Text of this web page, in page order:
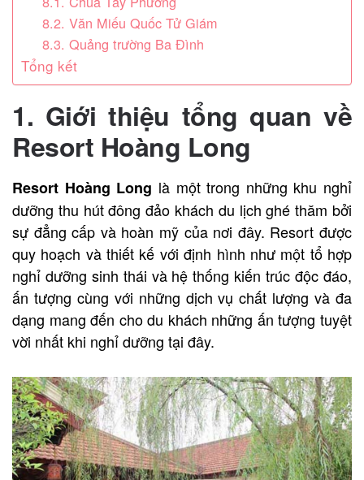
8.2. Văn Miếu Quốc Tử Giám
8.3. Quảng trường Ba Đình
Tổng kết
1. Giới thiệu tổng quan về
Resort Hoàng Long
Resort Hoàng Long là một trong những khu nghỉ
dưỡng thu hút đông đảo khách du lịch ghé thăm bởi
sự đẳng cấp và hoàn mỹ của nơi đây. Resort được
quy hoạch và thiết kế với định hình như một tổ hợp
nghỉ dưỡng sinh thái và hệ thống kiến trúc độc đáo,
ấn tượng cùng với những dịch vụ chất lượng và đa
dạng mang đến cho du khách những ấn tượng tuyệt
vời nhất khi nghỉ dưỡng tại đây.